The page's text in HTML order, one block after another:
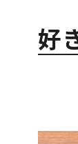
好